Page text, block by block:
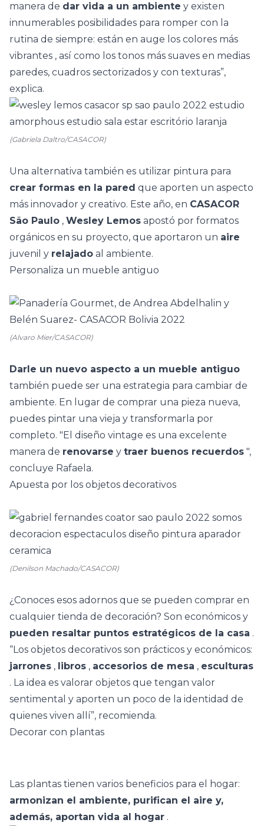
manera de dar vida a un ambiente y existen
innumerables posibilidades para romper con la
rutina de siempre: están en auge los colores más
vibrantes , así como los tonos más suaves en medias
paredes, cuadros sectorizados y con texturas”,
explica.
(Gabriela Daltro/CASACOR)
Una alternativa también es utilizar pintura para
crear formas en la pared que aporten un aspecto
más innovador y creativo. Este año, en CASACOR
São Paulo , Wesley Lemos apostó por formatos
orgánicos en su proyecto, que aportaron un aire
juvenil y relajado al ambiente.
Personaliza un mueble antiguo
(Alvaro Mier/CASACOR)
Darle un nuevo aspecto a un mueble antiguo
también puede ser una estrategia para cambiar de
ambiente. En lugar de comprar una pieza nueva,
puedes pintar una vieja y transformarla por
completo. "El diseño vintage es una excelente
manera de renovarse y traer buenos recuerdos ",
concluye Rafaela.
Apuesta por los objetos decorativos
(Denilson Machado/CASACOR)
¿Conoces esos adornos que se pueden comprar en
cualquier tienda de decoración? Son económicos y
pueden resaltar puntos estratégicos de la casa .
“Los objetos decorativos son prácticos y económicos:
jarrones , libros , accesorios de mesa , esculturas
. La idea es valorar objetos que tengan valor
sentimental y aporten un poco de la identidad de
quienes viven allí”, recomienda.
Decorar con plantas
Las plantas tienen varios beneficios para el hogar:
armonizan el ambiente, purifican el aire y,
además, aportan vida al hogar .